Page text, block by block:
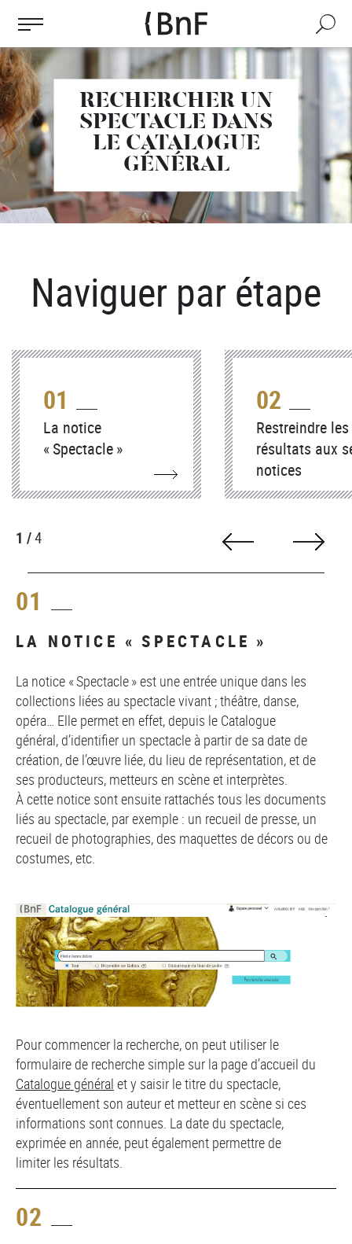
contenu
Recherche
RECHERCHER UN
SPECTACLE DANS
LE CATALOGUE
GÉNÉRAL
Naviguer par étape
01
La notice
« Spectacle »
02
Restreindre les
résultats aux
notices
« Spectacles »
1 /4
01
LA NOTICE « SPECTACLE »
La notice « Spectacle » est une entrée unique dans les
collections liées au spectacle vivant ; théâtre, danse,
opéra… Elle permet en effet, depuis le Catalogue
général, d’identifier un spectacle à partir de sa date de
création, de l’œuvre liée, du lieu de représentation, et de
ses producteurs, metteurs en scène et interprètes.
À cette notice sont ensuite rattachés tous les documents
liés au spectacle, par exemple : un recueil de presse, un
recueil de photographies, des maquettes de décors ou de
costumes, etc.
Pour commencer la recherche, on peut utiliser le
formulaire de recherche simple sur la page d’accueil du
Catalogue général et y saisir le titre du spectacle,
éventuellement son auteur et metteur en scène si ces
informations sont connues. La date du spectacle,
exprimée en année, peut également permettre de
limiter les résultats.
02